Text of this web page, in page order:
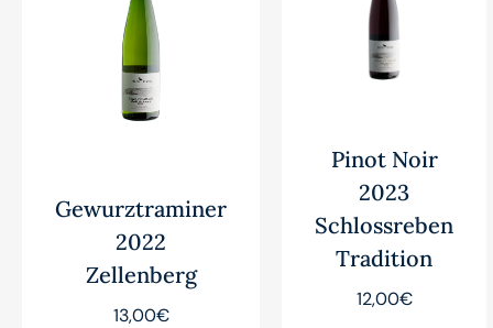
Gewurztraminer
2022
Zellenberg
13,00€
Pinot Noir
2023
Schlossreben
Tradition
12,00€